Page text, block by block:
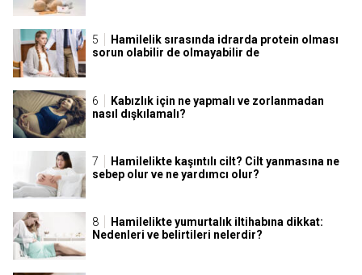
Hamilelik sırasında idrarda protein olması
sorun olabilir de olmayabilir de
Kabızlık için ne yapmalı ve zorlanmadan
nasıl dışkılamalı?
Hamilelikte kaşıntılı cilt? Cilt yanmasına ne
sebep olur ve ne yardımcı olur?
Hamilelikte yumurtalık iltihabına dikkat:
Nedenleri ve belirtileri nelerdir?